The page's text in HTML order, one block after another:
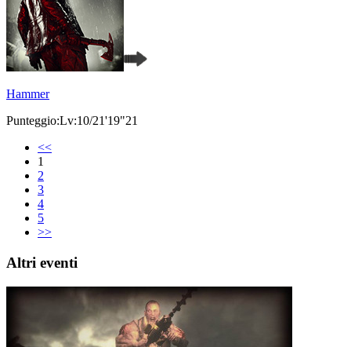
Hammer
Punteggio:Lv:10/21'19"21
<<
1
2
3
4
5
>>
Altri eventi